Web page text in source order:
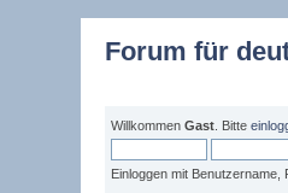
Forum für
WillkommenGast . Bitte
Einloggen mit